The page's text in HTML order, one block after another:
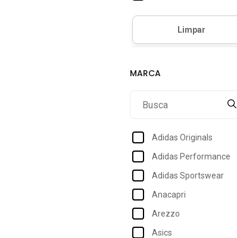
37
39
40
Adidas Originals
Adidas Performance
Adidas Sportswear
Anacapri
Arezzo
Asics